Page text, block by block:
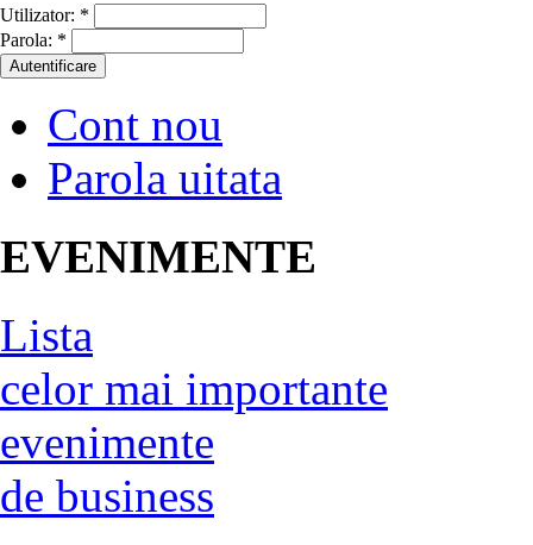
Utilizator: *
Parola: *
Cont nou
Parola uitata
EVENIMENTE
Lista
celor mai importante
evenimente
de business